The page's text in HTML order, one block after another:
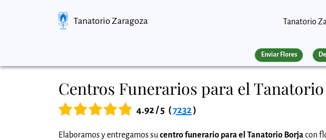
Tanatorio Zaragoza Tanatorio
Enviar Flores
Centros Funerarios para el
4.92 / 5 (7232)
Elaboramos y entregamos sucentro funerario para el Tanatorio Borjacon